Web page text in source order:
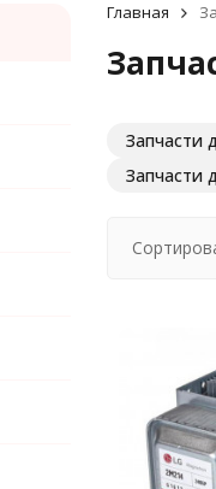
Главная
Запчасти
Запчасти